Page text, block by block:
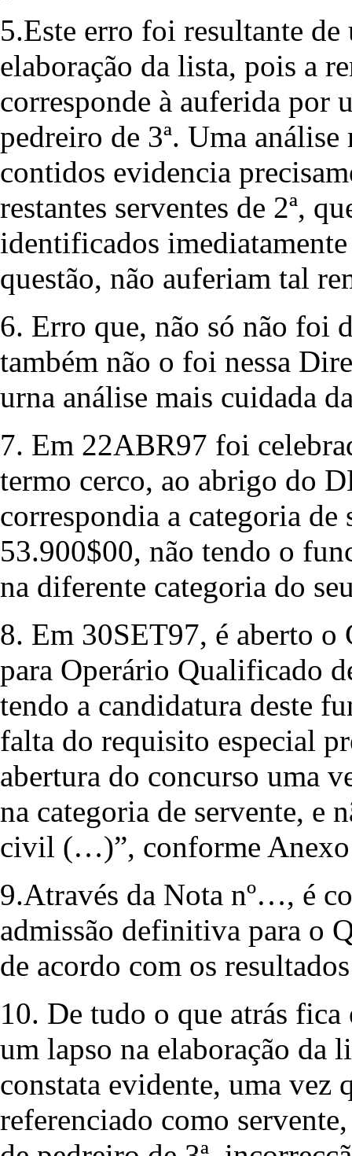
5.Este erro foi resultante
elaboração da lista, pois a
corresponde à auferida por
pedreiro de 3ª. Uma
contidos evidencia
restantes serventes de 2ª,
identificados
questão, não auferiam tal
6. Erro que, não só não foi
também não o foi nessa
urna análise mais cuidada
7. Em 22ABR97 foi
termo cerco, ao abrigo do
correspondia a categoria de
53.900$00, não tendo o
na diferente categoria do
8. Em 30SET97, é aberto o
para Operário Qualificado
tendo a candidatura deste
falta do requisito especial
abertura do concurso uma
na categoria de servente, e
civil (…)”, conforme
9.Através da Nota nº…, é
admissão definitiva para o
de acordo com os
10. De tudo o que atrás
um lapso na elaboração da
constata evidente, uma vez
referenciado como